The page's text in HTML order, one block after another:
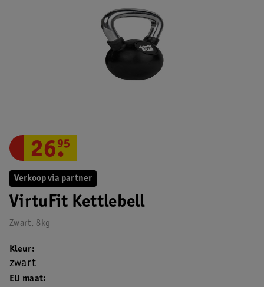
Verkoop via partner
VirtuFit Kettlebell
Zwart, 8kg
26.
95
EU maat
Kleur
zwart